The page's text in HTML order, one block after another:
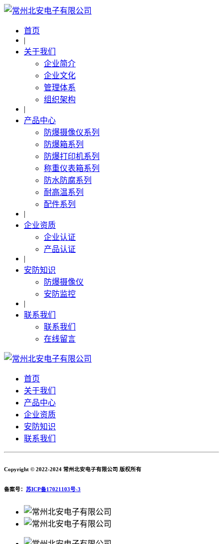
首页
|
关于我们
企业简介
企业文化
管理体系
组织架构
|
产品中心
防爆摄像仪系列
防爆箱系列
防爆打印机系列
称重仪表箱系列
防水防腐系列
耐高温系列
配件系列
|
企业资质
企业认证
产品认证
|
安防知识
防爆摄像仪
安防监控
|
联系我们
联系我们
在线留言
首页
关于我们
产品中心
企业资质
安防知识
联系我们
Copyright © 2022-2024 常州北安电子有限公司 版权所有
备案号： 苏ICP备17021103号-3